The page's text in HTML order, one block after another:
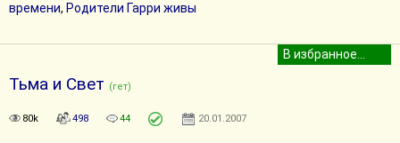
времени, Родители Гарри живы
Тьма и Свет (гет)
80k 498 44 20.01.2007